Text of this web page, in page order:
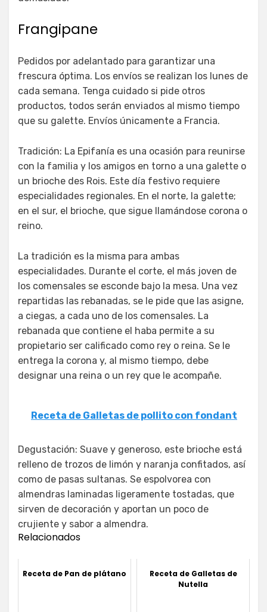
Frangipane
Pedidos por adelantado para garantizar una
frescura óptima. Los envíos se realizan los lunes de
cada semana. Tenga cuidado si pide otros
productos, todos serán enviados al mismo tiempo
que su galette. Envíos únicamente a Francia.
Tradición: La Epifanía es una ocasión para reunirse
con la familia y los amigos en torno a una galette o
un brioche des Rois. Este día festivo requiere
especialidades regionales. En el norte, la galette;
en el sur, el brioche, que sigue llamándose corona o
reino.
La tradición es la misma para ambas
especialidades. Durante el corte, el más joven de
los comensales se esconde bajo la mesa. Una vez
repartidas las rebanadas, se le pide que las asigne,
a ciegas, a cada uno de los comensales. La
rebanada que contiene el haba permite a su
propietario ser calificado como rey o reina. Se le
entrega la corona y, al mismo tiempo, debe
designar una reina o un rey que le acompañe.
Receta de Galletas de pollito con fondant
Degustación: Suave y generoso, este brioche está
relleno de trozos de limón y naranja confitados, así
como de pasas sultanas. Se espolvorea con
almendras laminadas ligeramente tostadas, que
sirven de decoración y aportan un poco de
crujiente y sabor a almendra.
Relacionados
Receta de Pan de plátano
Receta de Galletas de
Nutella